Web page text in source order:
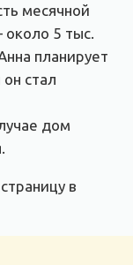
месячной
5 тыс.
планирует
стал
дом
в